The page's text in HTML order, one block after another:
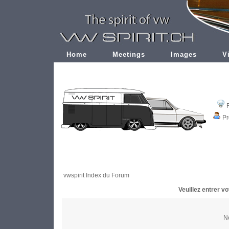
Home Meetings Images
vwspirit Index du Forum
Veuillez entrer